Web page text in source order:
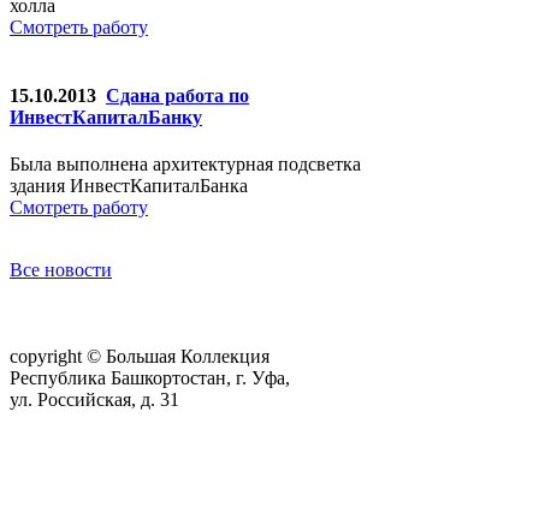
холла
Смотреть работу
15.10.2013 Сдана работа по
ИнвестКапиталБанку
Была выполнена архитектурная подсветка
здания ИнвестКапиталБанка
Смотреть работу
Все новости
copyright © Большая Коллекция
Республика Башкортостан, г. Уфа,
ул. Российская, д. 31